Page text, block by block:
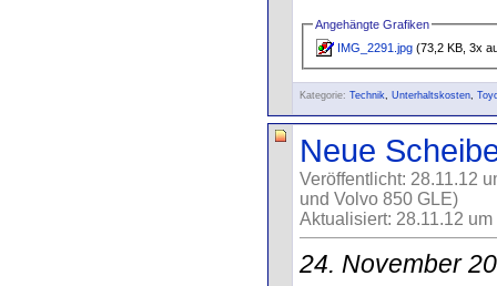
Angehängte Grafiken
IMG_2291.jpg (73,2 KB, 3x
Kategorie: Technik, Unterhaltskosten,
Neue
Veröffentlicht: 28.11.12
und Volvo 850 GLE)
Aktualisiert: 28.11.12
24. November